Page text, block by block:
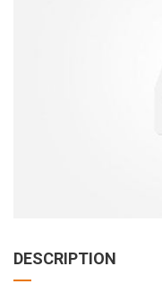
DESCRIPTION